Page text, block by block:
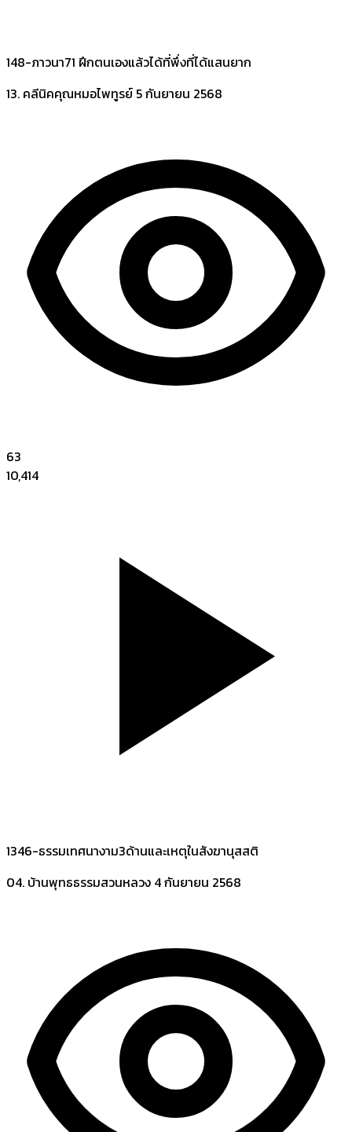
148-ภาวนา71 ฝึกตนเองแล้วได้ที่พึ่งที่ได้แสนยาก
13. คลีนิคคุณหมอไพทูรย์ 5 กันยายน 2568
63
10,414
1346-ธรรมเทศนางาม3ด้านและเหตุในสังฆานุสสติ
04. บ้านพุทธธรรมสวนหลวง 4 กันยายน 2568